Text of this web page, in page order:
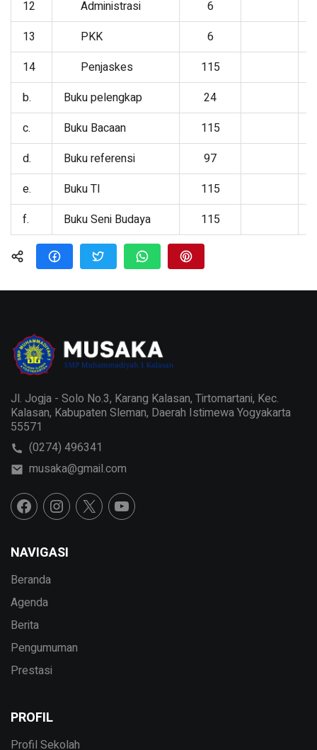
12
Administrasi
6
13
PKK
6
14
Penjaskes
115
b.
Buku pelengkap
24
c.
Buku Bacaan
115
d.
Buku referensi
97
e.
Buku TI
115
f.
Buku Seni Budaya 115
Jl. Jogja - Solo No.3, Karang Kalasan, Tirtomartani, Kec.
Kalasan, Kabupaten Sleman, Daerah Istimewa Yogyakarta
55571
(0274) 496341
musaka@gmail.com
NAVIGASI
Beranda
Agenda
Berita
Pengumuman
Prestasi
PROFIL
Profil Sekolah